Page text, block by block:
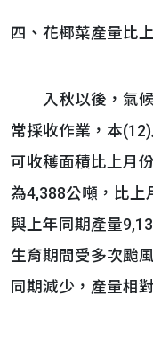
四、花椰菜產量比
入秋以後，氣候
常採收作業，本
可收穫面積比上月
為4,388公噸，比上
與上年同期產量
生育期間受多次颱
同期減少，產量相